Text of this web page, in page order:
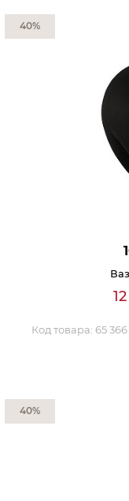
Прихожая
Кабинет
Обратная связь
Код товара: 65 366
40%
40%